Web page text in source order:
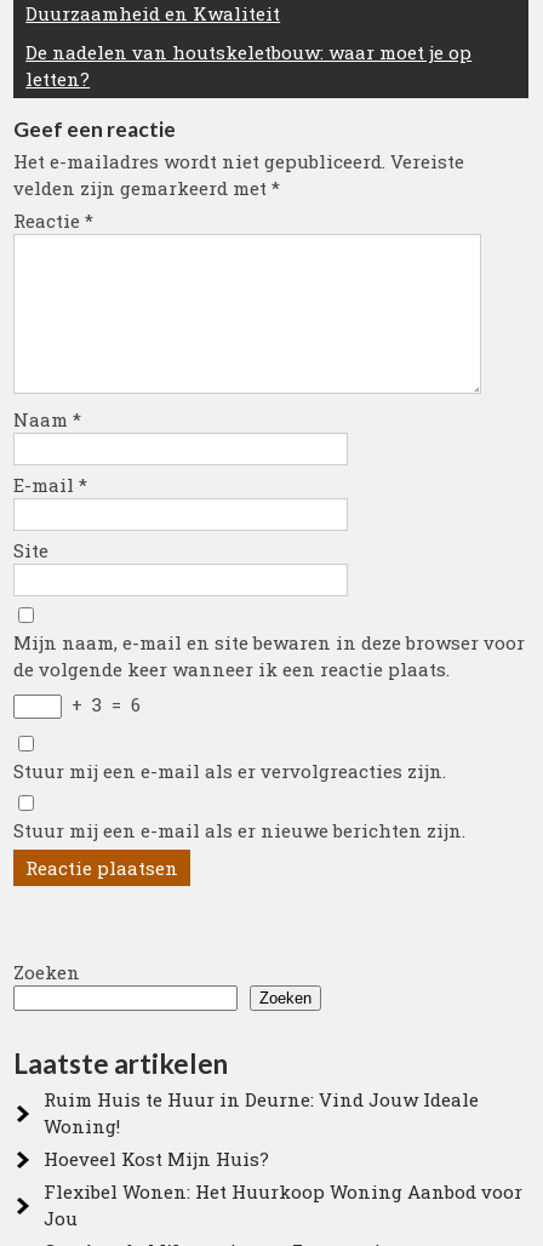
Duurzaamheid en Kwaliteit
De nadelen van houtskeletbouw: waar moet je op
letten?
Geef een reactie
Het e-mailadres wordt niet gepubliceerd. Vereiste
velden zijn gemarkeerd met*
Reactie*
Naam*
E-mail*
Site
Mijn naam, e-mail en site bewaren in deze browser voor
de volgende keer wanneer ik een reactie plaats.
+ 3 = 6
Stuur mij een e-mail als er vervolgreacties zijn.
Stuur mij een e-mail als er nieuwe berichten zijn.
Zoeken
Zoeken
Laatste artikelen
Ruim Huis te Huur in Deurne: Vind Jouw Ideale
Woning!
Hoeveel Kost Mijn Huis?
Flexibel Wonen: Het Huurkoop Woning Aanbod voor
Jou